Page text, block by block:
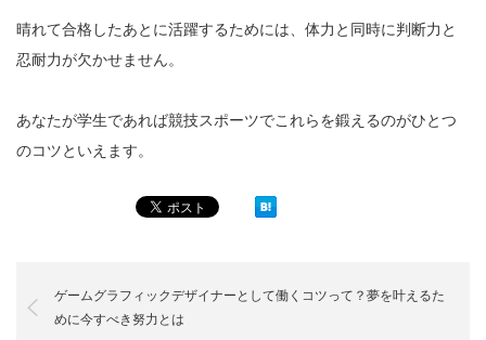
晴れて合格したあとに活躍するためには、体力と同時に判断力と
忍耐力が欠かせません。
あなたが学生であれば競技スポーツでこれらを鍛えるのがひとつ
のコツといえます。
ゲームグラフィックデザイナーとして働くコツって？夢を叶えるた
めに今すべき努力とは